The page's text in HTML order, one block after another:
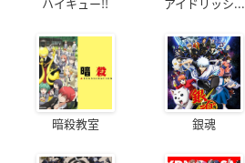
ハイキュー!! アイドリッシ...
暗殺教室 銀魂